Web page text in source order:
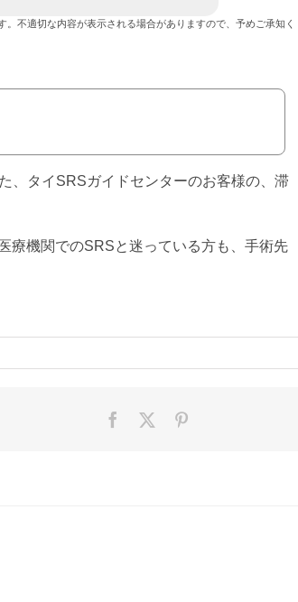
不適切な内容が表示される場合がありますので、予めご承知く
、タイSRSガイドセンターのお客様の、滞
療機関でのSRSと迷っている方も、手術先